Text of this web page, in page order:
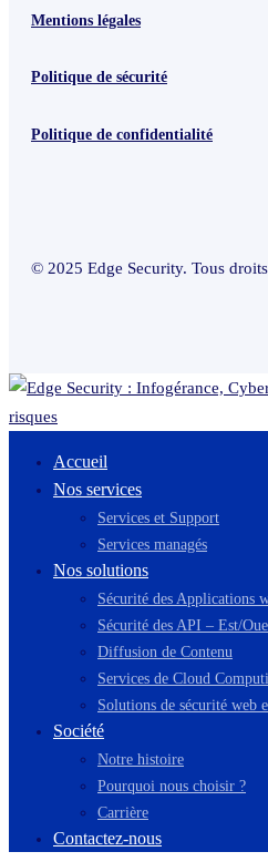
Mentions légales
Politique de sécurité
Politique de confidentialité
© 2025 Edge Security. Tous
Accueil
Nos services
Services et Support
Services managés
Nos solutions
Sécurité des Applications
Sécurité des API – Est/
Diffusion de Contenu
Services de Cloud
Solutions de sécurité web
Société
Notre histoire
Pourquoi nous choisir ?
Carrière
Contactez-nous